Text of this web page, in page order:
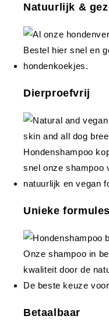
Natuurlijk &
Dierproefvrij
Unieke formules
Betaalbaar